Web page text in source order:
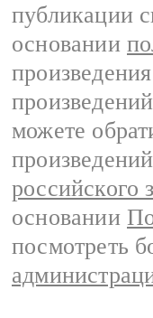
публикации
основании
можете
российского
основании
посмотреть